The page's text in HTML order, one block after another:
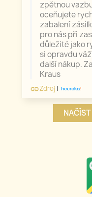
zpětnou
oceňujete
zabalení
pro nás při
důležité jako
si opravdu
další nákup.
Kraus
linkZdroj |
NAČÍST